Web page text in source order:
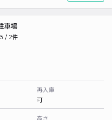
車場
/ 2件
再入庫
可
高さ